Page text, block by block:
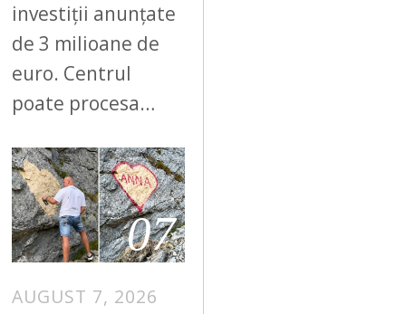
investiții anunțate
de 3 milioane de
euro. Centrul
poate procesa…
07
AUGUST 7, 2026